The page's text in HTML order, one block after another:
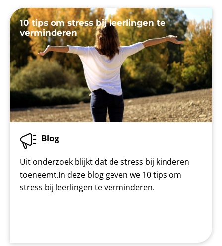
10 tips om stress bij leerlingen te
verminderen
Blog
Uit onderzoek blijkt dat de stress bij kinderen
toeneemt.In deze blog geven we 10 tips om
stress bij leerlingen te verminderen.